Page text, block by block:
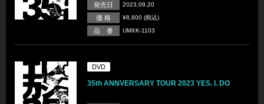
発売日 2023.09.20
価 格 ¥8,800 (税込)
品 番 UMXK-1103
DVD
35th ANNVERSARY TOUR 2023 YES. I. DO